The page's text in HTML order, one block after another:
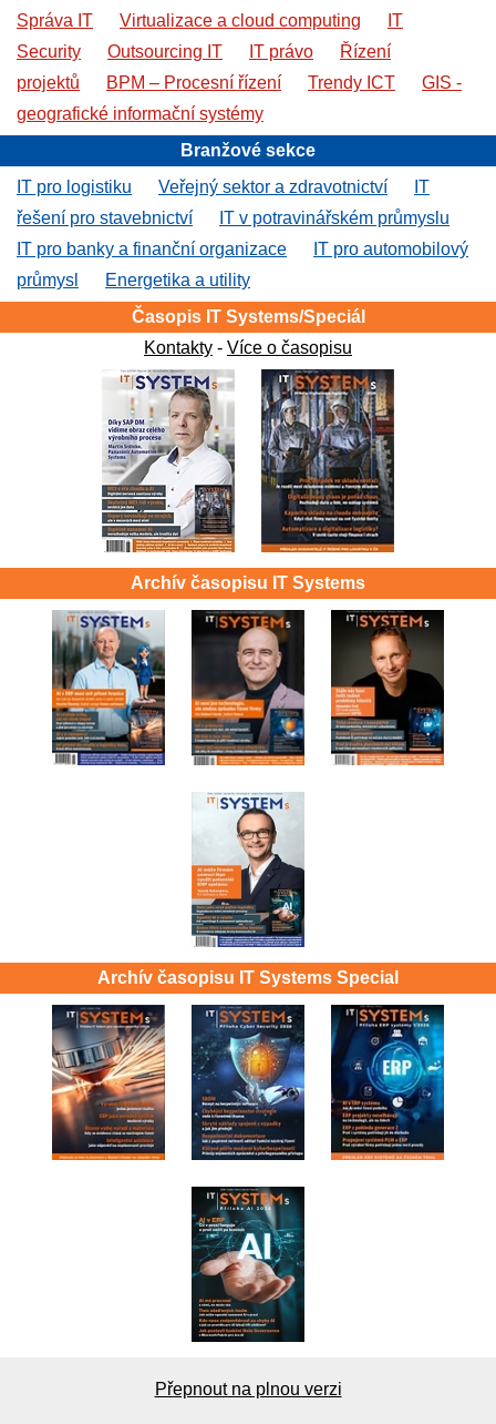
Správa IT
Virtualizace a cloud computing
IT
Security
Outsourcing IT IT právo
Řízení
projektů
BPM – Procesní řízení Trendy ICT
GIS -
geografické informační systémy
Branžové sekce
IT pro logistiku
Veřejný sektor a zdravotnictví
IT
řešení pro stavebnictví
IT v potravinářském průmyslu
IT pro banky a finanční organizace
IT pro automobilový
průmysl
Energetika a utility
Časopis IT Systems/Speciál
Kontakty - Více o časopisu
Archív časopisu IT Systems
Archív časopisu IT Systems Special
Přepnout na plnou verzi